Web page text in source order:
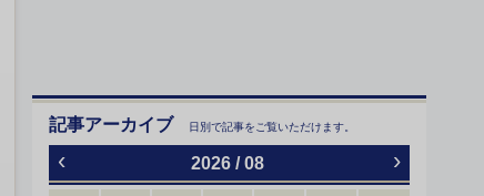
記事アーカイブ 日別で記事をご覧いただけます。
‹ 2026 / 08 ›